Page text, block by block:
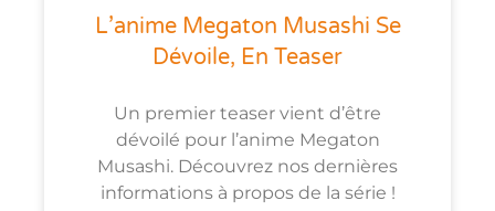
L’anime Megaton Musashi Se
Dévoile, En Teaser
Un premier teaser vient d’être
dévoilé pour l’anime Megaton
Musashi. Découvrez nos dernières
informations à propos de la série !